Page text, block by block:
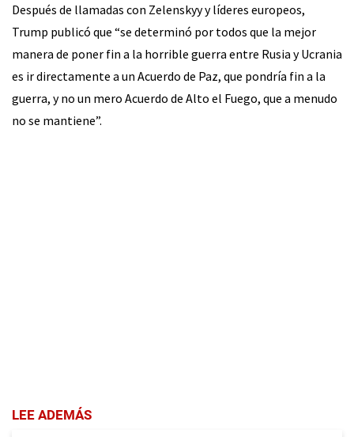
Después de llamadas con Zelenskyy y líderes europeos,
Trump publicó que “se determinó por todos que la mejor
manera de poner fin a la horrible guerra entre Rusia y Ucrania
es ir directamente a un Acuerdo de Paz, que pondría fin a la
guerra, y no un mero Acuerdo de Alto el Fuego, que a menudo
no se mantiene”.
LEE ADEMÁS